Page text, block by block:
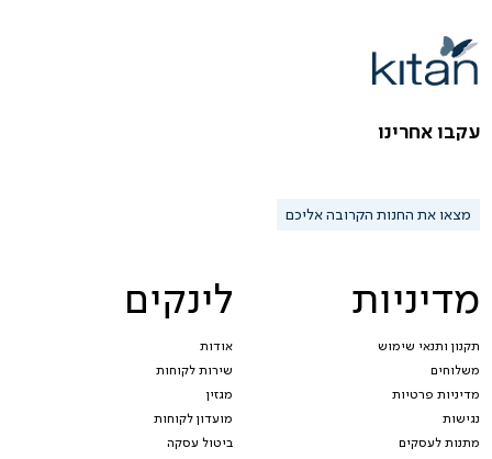
מדיניות
תקנון ותנאי שימוש
משלוחים
מדיניות פרטיות
נגישות
מתנות לעסקים
לינקים
אודות
שירות לקוחות
מגזין
מועדון לקוחות
ביטול עסקה
עקבו אחרינו
מצאו את החנות הקרובה אליכם